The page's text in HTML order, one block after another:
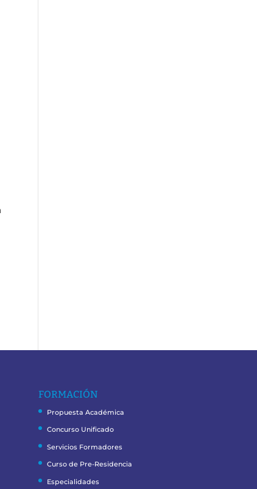
FORMACIÓN
Propuesta Académica
Concurso Unificado
Servicios Formadores
Curso de Pre-Residencia
Especialidades